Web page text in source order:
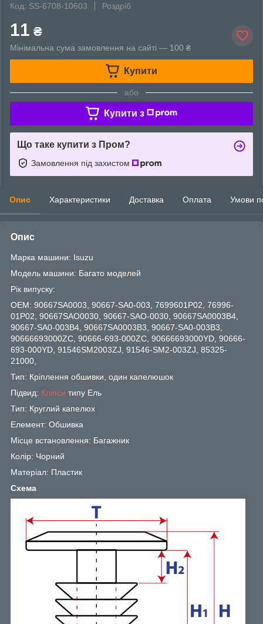
Код: SS-6708-10603
Роздріб
11 ₴
Мінімальна сума замовлення на сайті — 100 ₴
Купити
або
Купити з
Що таке купити з Пром?
Замовлення під захистом
Опис Характеристики Доставка Оплата Умови
Опис
Марка машини: Isuzu
Модель машини: Багато моделей
Рік випуску:
OEM: 90667SA0003, 90667-SA0-003, 7699601P02, 76996-
01P02, 90667SAO0030, 90667-SAO-0030, 90667SA0003B4,
90667-SA0-003B4, 90667SA0003B3, 90667-SA0-003B3,
90666693000ZC, 90666-693-000ZC, 90666693000YD, 90666-
693-000YD, 91546SM2003ZJ, 91546-SM2-003ZJ, 85325-
21000,
Тип: Кріплення обшивки, один капелюшок
Підвид: Кліпси типу Ель
Тип: Круглий капелюх
Елемент: Обшивка
Місце встановлення: Багажник
Колір: Чорний
Матеріал: Пластик
Схема